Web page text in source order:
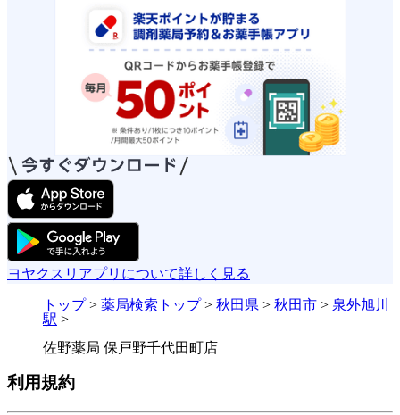
ヨヤクスリアプリについて詳しく見る
トップ> 薬局検索トップ> 秋田県 > 秋田市 > 泉外旭川
駅 >
佐野薬局 保戸野千代田町店
利用規約